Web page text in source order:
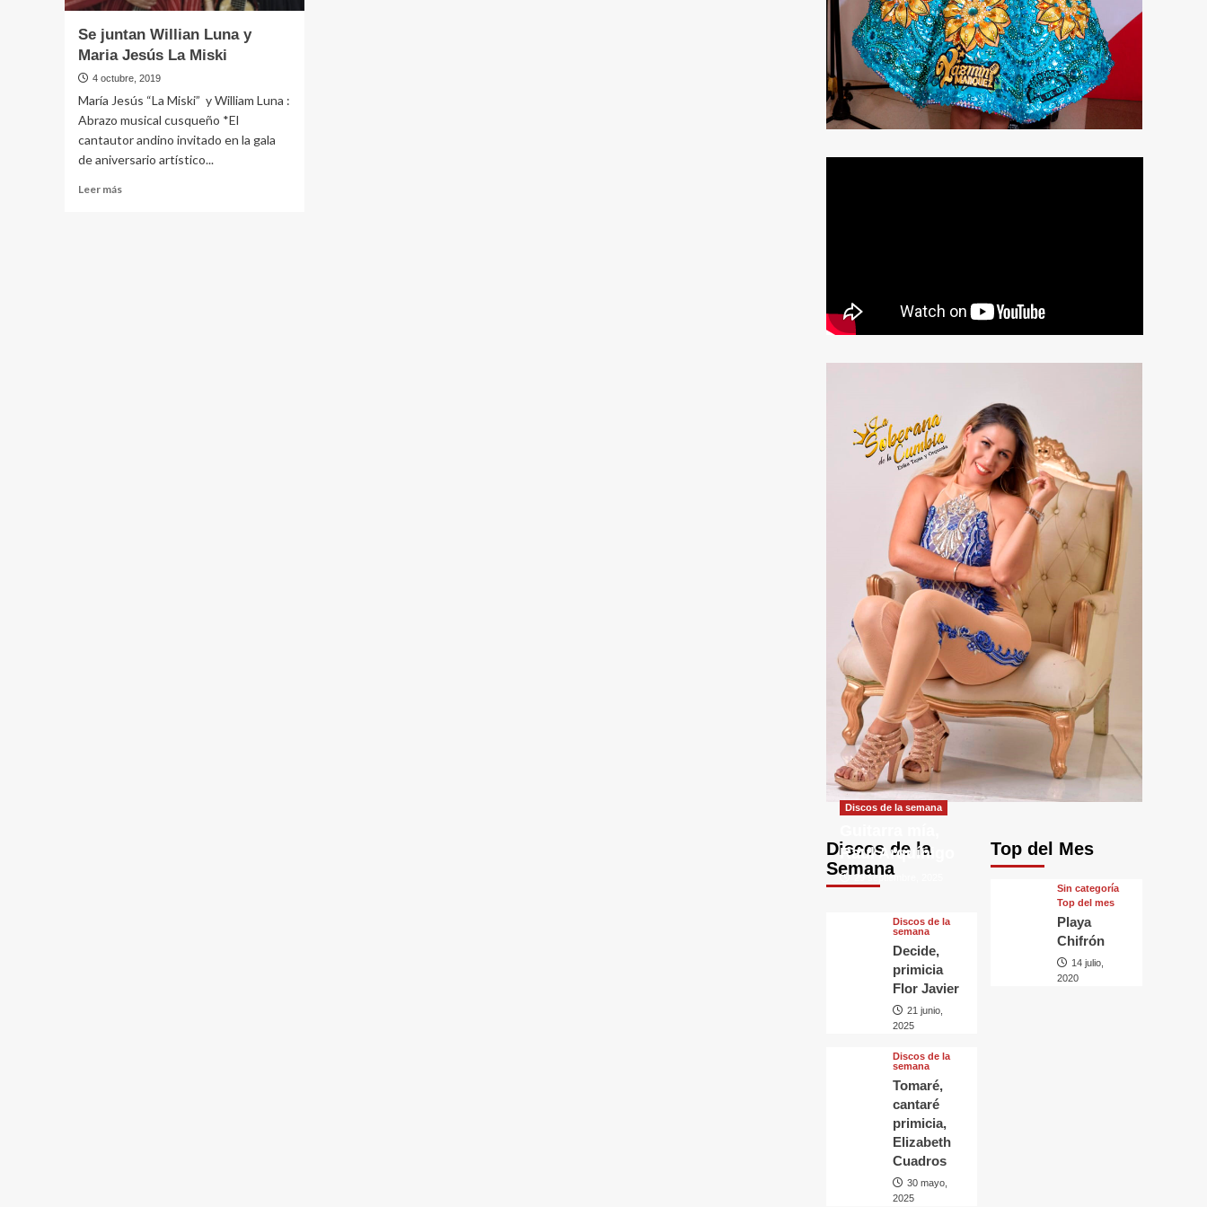
Se juntan Willian Luna y
Maria Jesús La Miski
4 octubre, 2019
María Jesús “La Miski” y William Luna :
Abrazo musical cusqueño *El
cantautor andino invitado en la gala
de aniversario artístico...
Leer más
Discos de la
Semana
Discos de la semana
Raul Arquínigo
29 septiembre, 2025
Discos de la
semana
Decide,
primicia
Flor Javier
21 junio,
2025
Discos de la
semana
Tomaré,
cantaré
primicia,
Elizabeth
Cuadros
30 mayo,
2025
Top del Mes
Sin categorí­a
Top del mes
Playa
Chifrón
14 julio,
2020